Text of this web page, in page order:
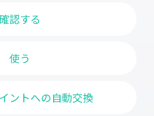
認する
使う
ントへの自動交換